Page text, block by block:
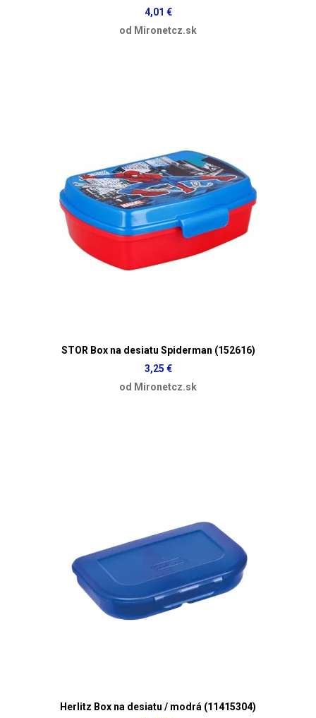
4,01 €
od Mironetcz.sk
STOR Box na desiatu Spiderman (152616)
3,25 €
od Mironetcz.sk
Herlitz Box na desiatu / modrá (11415304)